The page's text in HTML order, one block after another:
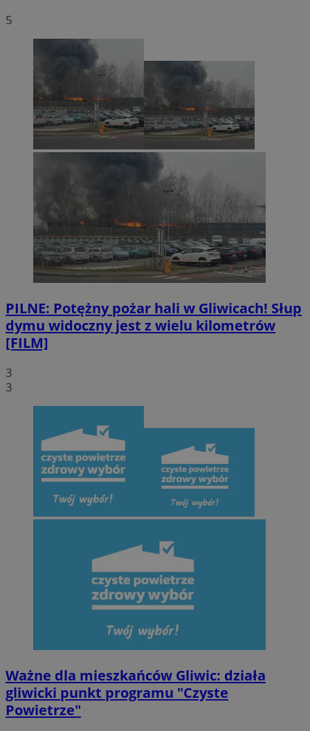
5
PILNE: Potężny pożar hali w Gliwicach! Słup
dymu widoczny jest z wielu kilometrów
[FILM]
3
3
Ważne dla mieszkańców Gliwic: działa
gliwicki punkt programu "Czyste
Powietrze"